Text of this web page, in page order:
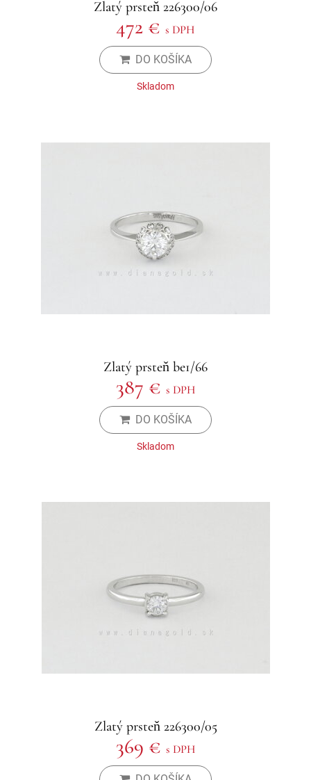
Zlatý prsteň 226300/06
472 € s DPH
DO KOŠÍKA
Skladom
Zlatý prsteň be1/66
387 € s DPH
DO KOŠÍKA
Skladom
Zlatý prsteň 226300/05
369 € s DPH